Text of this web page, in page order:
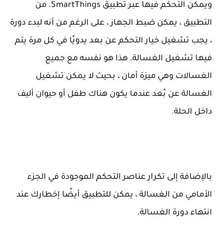
ويمكن التحكم فيها عبر تطبيق SmartThings. من
التطبيق ، يمكن ضبط الجهاز ، على الرغم من أنه لبدء دورة
، يجب تشغيل خيار التحكم عن بعد يدويًا في كل مرة يتم
فيها تشغيل الغسالة. هذا هو نفسه مع جميع
الغسالات وهي ميزة أمان ، بحيث لا يمكن تشغيل
الغسالة عن بُعد عندما يكون هناك طفل أو حيوان أليف
داخل الحلة.
بالإضافة إلى تكرار عناصر التحكم الموجودة في الجزء
الأمامي من الغسالة ، يمكن للتطبيق أيضًا إخطارك عند
انتهاء دورة الغسالة.